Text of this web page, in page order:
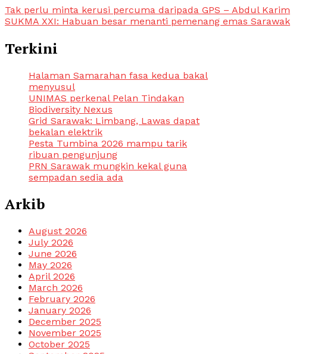
Post
navigation
Tak perlu minta kerusi percuma daripada GPS – Abdul Karim
SUKMA XXI: Habuan besar menanti pemenang emas Sarawak
Terkini
Halaman Samarahan fasa kedua bakal
menyusul
UNIMAS perkenal Pelan Tindakan
Biodiversity Nexus
Grid Sarawak: Limbang, Lawas dapat
bekalan elektrik
Pesta Tumbina 2026 mampu tarik
ribuan pengunjung
PRN Sarawak mungkin kekal guna
sempadan sedia ada
Arkib
August 2026
July 2026
June 2026
May 2026
April 2026
March 2026
February 2026
January 2026
December 2025
November 2025
October 2025